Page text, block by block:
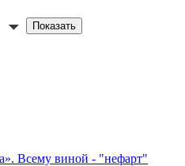
Показать
Всему виной - "нефарт"